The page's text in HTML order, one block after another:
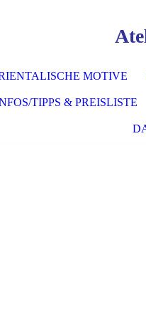
MOTIVE
TIPPS & PREISLISTE